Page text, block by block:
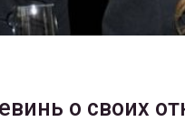
о своих